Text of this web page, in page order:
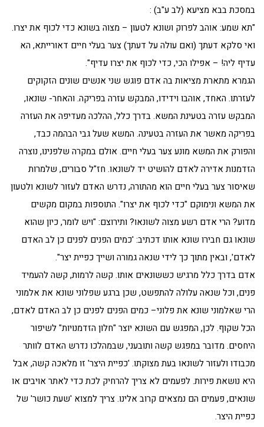
במסכת בבא מציעא (לב ע"ב) :
"תא שמע: אוהב לפרוק ושונא לטעון – מצוה בשונא כדי לכוף את יצרו.
ואי סלקא דעתך (ואם עולה על דעתך) צער בעלי חיים דאורייתא, הא
עדיף ליה! – אפילו הכי, כדי לכוף את יצרו עדיף".
הגמרא מתארת מציאות בה אדם פוגש שני אנשים שונים הזקוקים
לעזרתו. האחד, אוהבו וידידו, המבקש עזרה בפריקה. והאחר- שונאו,
המבקש עזרה בטעינת המשא. בדרך כלל, ההלכה מעדיפה את העזרה
בפריקה מאשר את העזרה בטעינה. המשא שעל גבי הבהמה כבד,
והפורק את המשא מונע צער בעלי חיים. אולם במקרה שלפנינו, נוצרה
הזדמנות אדירה לאדם להושיט יד לשונאו. חז"ל סבורים, שלמרות
שאיסור צער בעלי חיים הוא מהתורה, נדרש האדם לעזור לשונא ולטעון
את המשא ונימוקם "כדי לכוף את יצרו". התוספות במקום מקשים
מדוע? הרי אדם רשע מצוה לשונאו? ותירוצם: "ויש לומר, כיון שהוא
שונאו גם חבירו שונא אותו דכתיב: 'כמים הפנים לפנים כן לב האדם
לאדם', ובאין מתוך כך לידי שנאה גמורה ושייך כפיית יצר".
אדם בדרך כלל מרגיש כששונאים אותו. קשה לרמות, קשה להעמיד
פנים, וכל שנאה עלולה להתפשט, שכן ברגע שפלוני שונא את אלמוני
הרי שאלמוני שונא את פלוני– כמים הפנים לפנים כן לב האדם לאדם,
הכל שקוף. לכן, המפגש עם השונא יוצר "חלון הזדמנויות" לשיפור
היחסים. מדובר במפגש קשה ותובעני, שבמהלכו נדרש האדם לוותר
מכבודו ולעזור לשונאו בעת מצוקתו. 'כפיית היצר' זו מלאכה קשה, אבל
היא נושאת פירות. לפעמים לא צריך להרחיק לכת כדי לאתר אויבים או
שונאים, פעמים הם נמצאים קרוב אלינו. צריך למצוא 'שעת כושר' של
כפיית היצר.